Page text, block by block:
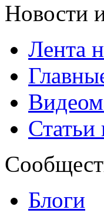
Новости
Лента
Статьи
Блоги